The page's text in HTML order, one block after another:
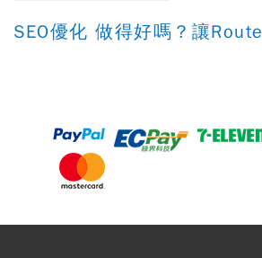
SEO優化 做得好嗎？讓